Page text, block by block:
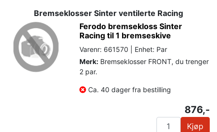
Bremseklosser Sinter ventilerte Racing
Ferodo bremsekloss Sinter
Racing til 1 bremseskive
Varenr: 661570 | Enhet: Par
Merk: Bremseklosser FRONT, du trenger
2 par.
Ca. 40 dager fra bestilling
876,-
Kjøp